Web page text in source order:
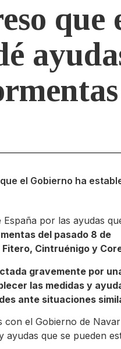
que
el Gobierno ha
por las ayudas
del pasado 8 de
Cintruénigo y
gravemente por
las medidas y
ante situaciones
con el Gobierno de
ayudas que se pueden